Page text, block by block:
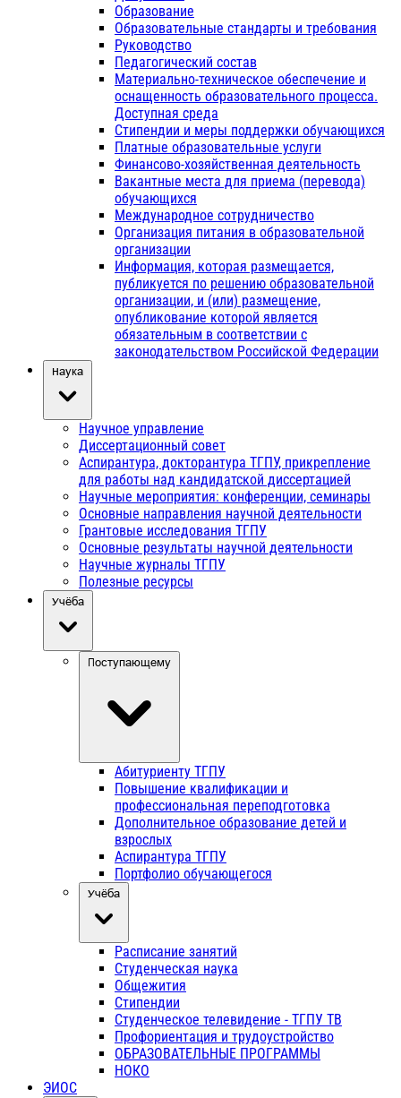
Образование
Образовательные стандарты и требования
Руководство
Педагогический состав
Материально-техническое обеспечение и
оснащенность образовательного процесса.
Доступная среда
Стипендии и меры поддержки обучающихся
Платные образовательные услуги
Финансово-хозяйственная деятельность
Вакантные места для приема (перевода)
обучающихся
Международное сотрудничество
Организация питания в образовательной
организации
Информация, которая размещается,
публикуется по решению образовательной
организации, и (или) размещение,
опубликование которой является
обязательным в соответствии с
законодательством Российской Федерации
Наука
Научное управление
Диссертационный совет
Аспирантура, докторантура ТГПУ, прикрепление
для работы над кандидатской диссертацией
Научные мероприятия: конференции, семинары
Основные направления научной деятельности
Грантовые исследования ТГПУ
Основные результаты научной деятельности
Научные журналы ТГПУ
Полезные ресурсы
Учёба
Поступающему
Абитуриенту ТГПУ
Повышение квалификации и
профессиональная переподготовка
Дополнительное образование детей и
взрослых
Аспирантура ТГПУ
Портфолио обучающегося
Учёба
Расписание занятий
Студенческая наука
Общежития
Стипендии
Студенческое телевидение - ТГПУ ТВ
Профориентация и трудоустройство
ОБРАЗОВАТЕЛЬНЫЕ ПРОГРАММЫ
НОКО
ЭИОС